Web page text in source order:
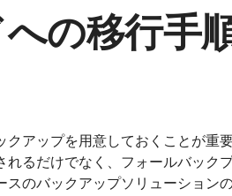
の移行手
アップを用意しておくことが重
るだけでなく、フォールバック
のバックアップソリューション